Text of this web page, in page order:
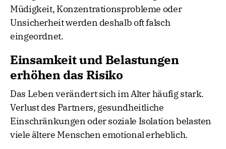
Müdigkeit, Konzentrationsprobleme oder
Unsicherheit werden deshalb oft falsch
eingeordnet.
Einsamkeit und Belastungen
erhöhen das Risiko
Das Leben verändert sich im Alter häufig stark.
Verlust des Partners, gesundheitliche
Einschränkungen oder soziale Isolation belasten
viele ältere Menschen emotional erheblich.